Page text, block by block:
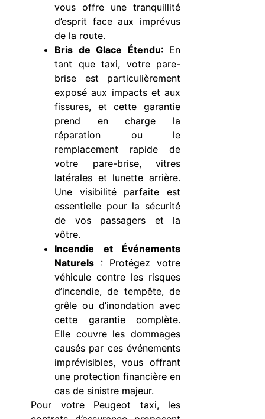
vous offre une tranquillité
d’esprit face aux imprévus
de la route.
Bris de Glace Étendu: En
tant que taxi, votre pare-
brise est particulièrement
exposé aux impacts et aux
fissures, et cette garantie
prend en charge la
réparation ou le
remplacement rapide de
votre pare-brise, vitres
latérales et lunette arrière.
Une visibilité parfaite est
essentielle pour la sécurité
de vos passagers et la
vôtre.
Incendie et Événements
Naturels : Protégez votre
véhicule contre les risques
d’incendie, de tempête, de
grêle ou d’inondation avec
cette garantie complète.
Elle couvre les dommages
causés par ces événements
imprévisibles, vous offrant
une protection financière en
cas de sinistre majeur.
Pour votre Peugeot taxi, les